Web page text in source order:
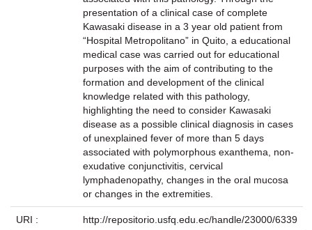
presentation of a clinical case of complete
Kawasaki disease in a 3 year old patient from
“Hospital Metropolitano” in Quito, a educational
medical case was carried out for educational
purposes with the aim of contributing to the
formation and development of the clinical
knowledge related with this pathology,
highlighting the need to consider Kawasaki
disease as a possible clinical diagnosis in cases
of unexplained fever of more than 5 days
associated with polymorphous exanthema, non-
exudative conjunctivitis, cervical
lymphadenopathy, changes in the oral mucosa
or changes in the extremities.
URI : http://repositorio.usfq.edu.ec/handle/23000/6339